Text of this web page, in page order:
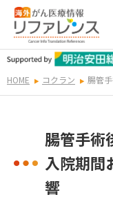
HOME コクラン 腸管
腸管手術
入院期間
響